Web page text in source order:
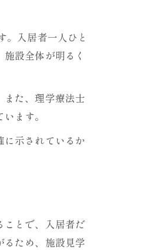
入居者一人ひと
設全体が明るく
た、理学療法士
ます。
示されているか
ことで、入居者だ
ため、施設見学